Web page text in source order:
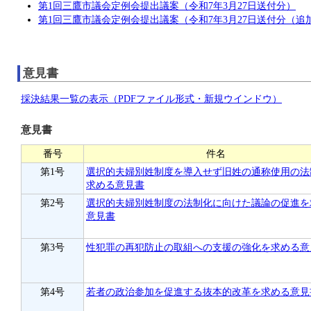
第1回三鷹市議会定例会提出議案（令和7年3月27日送付分）
第1回三鷹市議会定例会提出議案（令和7年3月27日送付分（追
意見書
採決結果一覧の表示（PDFファイル形式・新規ウインドウ）
意見書
番号
件名
第1号
選択的夫婦別姓制度を導入せず旧姓の通称使用の
求める意見書
第2号
選択的夫婦別姓制度の法制化に向けた議論の促進
意見書
第3号 性犯罪の再犯防止の取組への支援の強化を求める
第4号 若者の政治参加を促進する抜本的改革を求める意